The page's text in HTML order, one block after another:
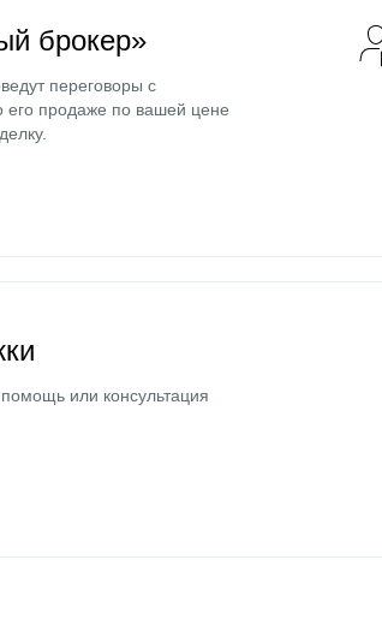
брокер»
переговоры с
продаже по вашей цене
или консультация